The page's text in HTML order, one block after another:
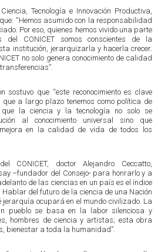
Tecnología e Innovación Productiva,
“Hemos asumido con la responsabilidad
Por eso, quienes hemos vivido una parte
CONICET somos conscientes de la
institución, jerarquizarla y hacerla crecer.
no solo genera conocimiento de calidad
sostuvo que “este reconocimiento es clave
a largo plazo tenemos como política de
la ciencia y la tecnología no solo se
al conocimiento universal sino que
en la calidad de vida de todos los
CONICET, doctor Alejandro Ceccatto,
–fundador del Consejo- para honrarlo y a
de las ciencias en un país es el índice
del futuro de la ciencia de una Nación
jerarquía ocupará en el mundo civilizado. La
pueblo se basa en la labor silenciosa y
hombres de ciencia y artistas; esta obra
bienestar a toda la humanidad”.